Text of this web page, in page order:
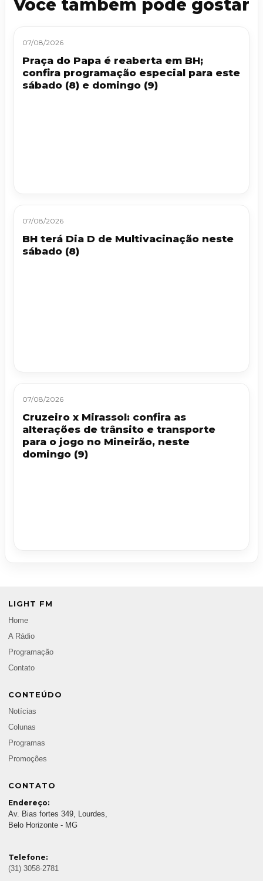
Você também pode gostar
07/08/2026
Praça do Papa é reaberta em BH;
confira programação especial para este
sábado (8) e domingo (9)
07/08/2026
BH terá Dia D de Multivacinação neste
sábado (8)
07/08/2026
Cruzeiro x Mirassol: confira as
alterações de trânsito e transporte
para o jogo no Mineirão, neste
domingo (9)
LIGHT FM
Home
A Rádio
Programação
Contato
CONTEÚDO
Notícias
Colunas
Programas
Promoções
CONTATO
Endereço:
Av. Bias fortes 349, Lourdes,
Belo Horizonte - MG
Telefone:
(31) 3058-2781